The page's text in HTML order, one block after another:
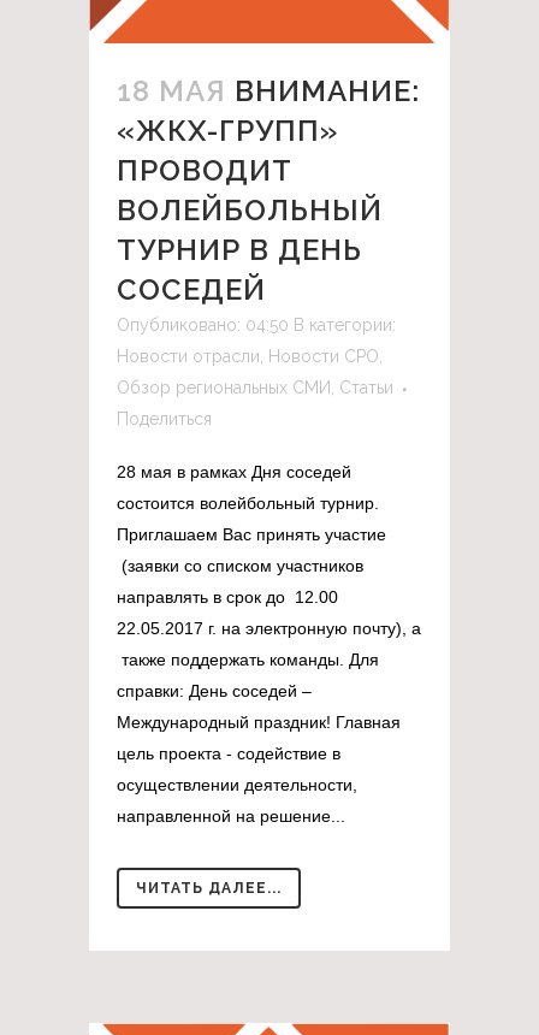
18 МАЯ ВНИМАНИЕ:
«ЖКХ-ГРУПП»
ПРОВОДИТ
ВОЛЕЙБОЛЬНЫЙ
ТУРНИР В ДЕНЬ
СОСЕДЕЙ
Опубликовано: 04:50 В категории:
Новости отрасли, Новости СРО,
Обзор региональных СМИ, Статьи
Поделиться
28 мая в рамках Дня соседей
состоится волейбольный турнир.
Приглашаем Вас принять участие
(заявки со списком участников
направлять в срок до 12.00
22.05.2017 г. на электронную почту), а
также поддержать команды. Для
справки: День соседей –
Международный праздник! Главная
цель проекта - содействие в
осуществлении деятельности,
направленной на решение...
ЧИТАТЬ ДАЛЕЕ...